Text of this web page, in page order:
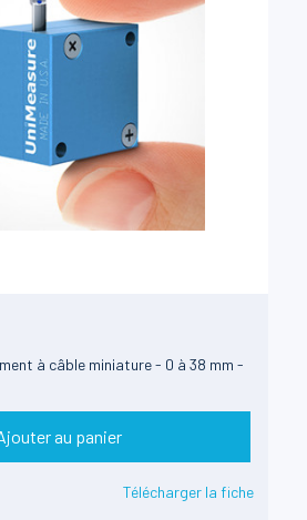
à câble miniature - 0 à 38 mm -
au panier
Télécharger la fiche